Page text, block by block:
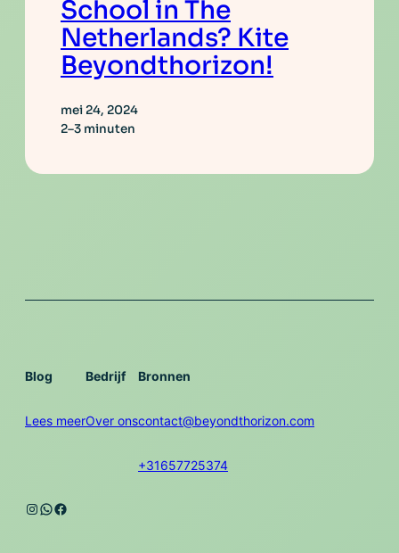
School in The
Netherlands? Kite
Beyondthorizon!
mei 24, 2024
2–3 minuten
Blog
Lees meer
Bedrijf
Over ons
Bronnen
contact@beyondthorizon.com
+31657725374
Instagram
WhatsApp
Facebook